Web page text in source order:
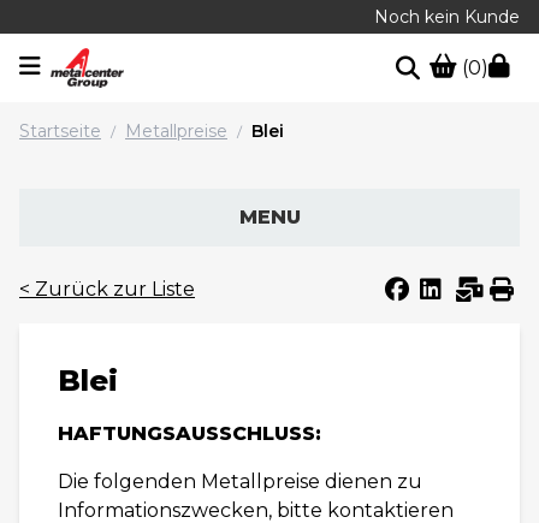
Noch kein Kunde
(0)
Startseite / Metallpreise / Blei
MENU
< Zurück zur Liste
Blei
HAFTUNGSAUSSCHLUSS:
Die folgenden Metallpreise dienen zu
Informationszwecken, bitte kontaktieren